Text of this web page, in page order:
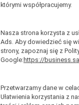
do podnoszenia
4,76m
350kg
którymi współpracujemy.
Nasza strona korzysta z
Ads. Aby dowiedzieć się
strony, zapoznaj się z
Google: https://
Przetwarzamy dane w
Ułatwienia korzystania z